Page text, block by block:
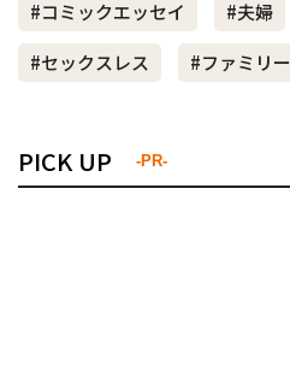
#コミックエッセイ #夫婦
#セックスレス
#ファミリー
PICK UP -PR-